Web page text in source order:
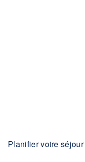
Planifier votre séjour